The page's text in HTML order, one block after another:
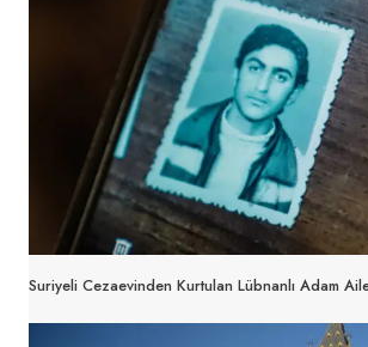
Suriyeli Cezaevinden Kurtulan Lübnanlı Adam